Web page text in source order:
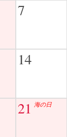
7
14
21 海の日